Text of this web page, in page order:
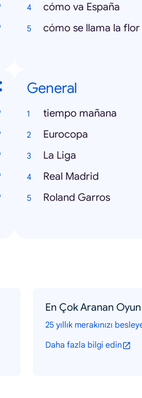
cómo va España
cómo se llama la
General
tiempo mañana
Eurocopa
La Liga
Real Madrid
Roland Garros
En Çok Aranan Oyun
25 yıllık merakınızı
Daha fazla bilgi edin